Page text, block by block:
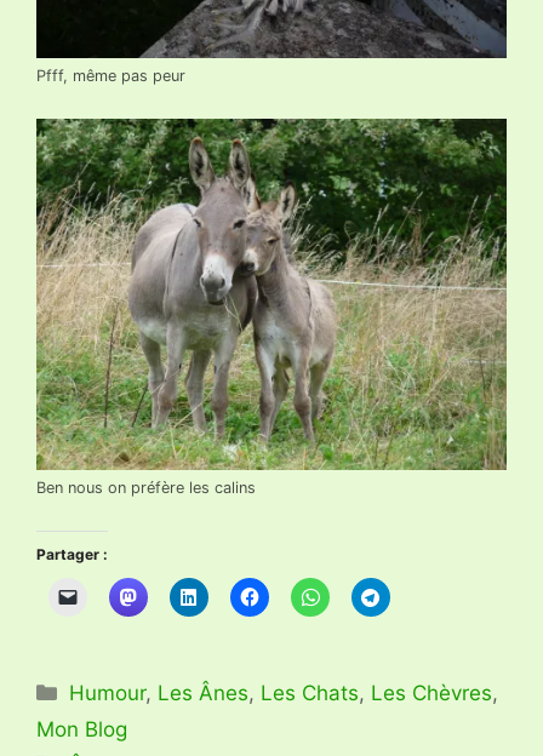
Pfff, même pas peur
Ben nous on préfère les calins
Partager :
Catégories
Humour, Les Ânes, Les Chats, Les Chèvres,
Mon Blog